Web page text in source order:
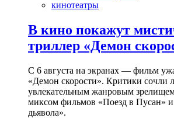
кинотеатры
В кино покажут
триллер «Демон
С 6 августа на экранах — фильм
«Демон скорости». Критики сочли
увлекательным жанровым
миксом фильмов «Поезд в Пусан»
дьявола».